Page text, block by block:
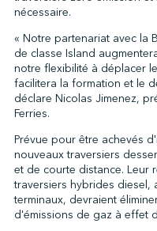
nécessaire.
« Notre partenariat avec la
de classe Island
notre flexibilité à déplacer
facilitera la formation et le
déclare Nicolas Jimenez,
Ferries.
Prévue pour être achevés
nouveaux traversiers
et de courte distance. Leur
traversiers hybrides diesel,
terminaux, devraient
d'émissions de gaz à effet